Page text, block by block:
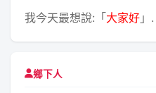
我今天最想說:「 大家好 」.
鄉下人